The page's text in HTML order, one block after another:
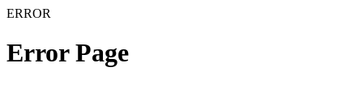
ERROR
Error Page